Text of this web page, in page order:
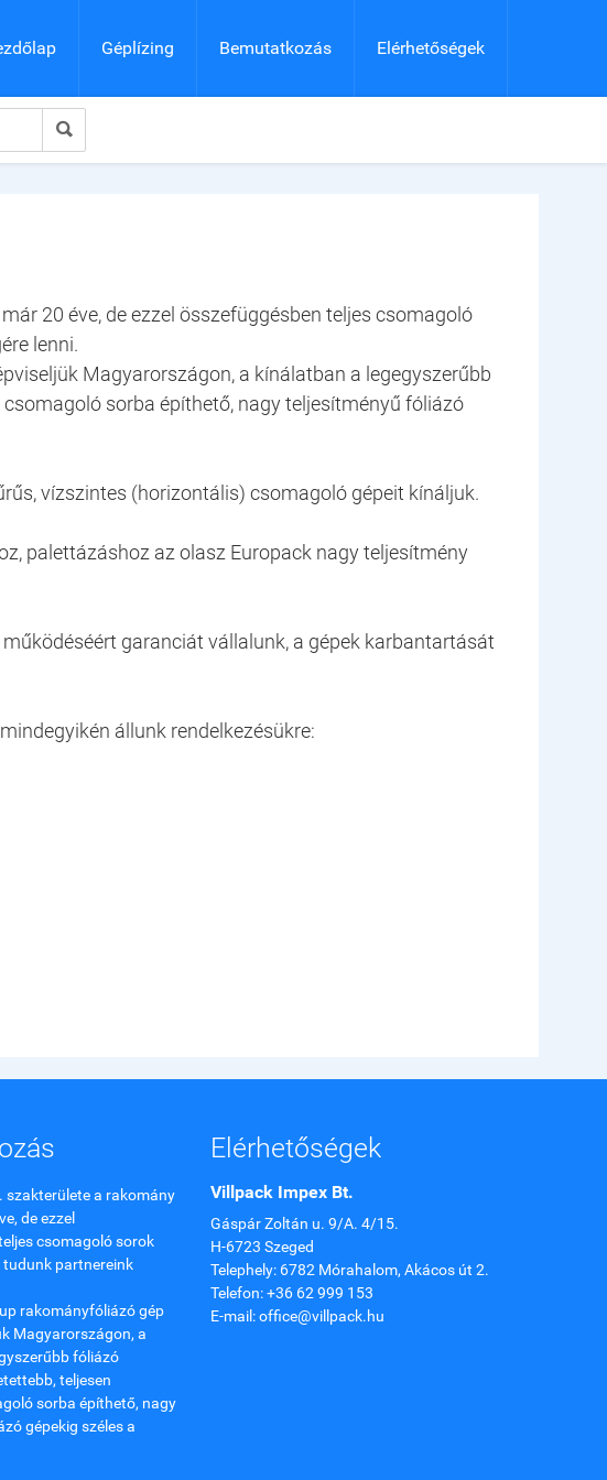
Géplízing Bemutatkozás Elérhetőségek

20 éve, de ezzel összefüggésben teljes csomagoló
lenni.
Magyarországon, a kínálatban a legegyszerűbb
sorba építhető, nagy teljesítményű fóliázó
vízszintes (horizontális) csomagoló gépeit kínáljuk.
palettázáshoz az olasz Europack nagy teljesítmény
garanciát vállalunk, a gépek karbantartását
állunk rendelkezésükre:
szakterülete a rakomány
de ezzel
csomagoló sorok
tudunk partnereink
rakományfóliázó gép
Magyarországon, a
fóliázó
teljesen
sorba építhető, nagy
gépekig széles a
Elérhetőségek
Villpack Impex Bt.
Gáspár Zoltán u. 9/A. 4/15.
H-6723 Szeged
Telephely: 6782 Mórahalom, Akácos út 2.
Telefon: +36 62 999 153
E-mail: office@villpack.hu